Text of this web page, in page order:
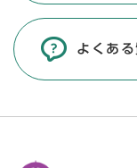
よくある